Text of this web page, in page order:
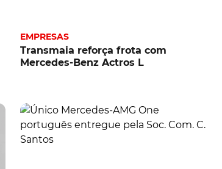
EMPRESAS
Transmaia reforça frota com
Mercedes-Benz Actros L